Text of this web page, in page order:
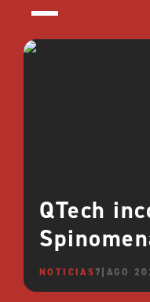
QTech
NOTICIAS7 AGO